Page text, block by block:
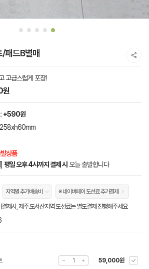
패드B별매
고급스럽게 포장!
+590원
상품
평일 오후 4시까지 결제 시 오늘 출발합니다
지역별 추가배송비 ※ 네이버페이 도선료 추가결제
제시, 제주.도서산지역 도선료는 별도결제 진행해주세요
59,000원